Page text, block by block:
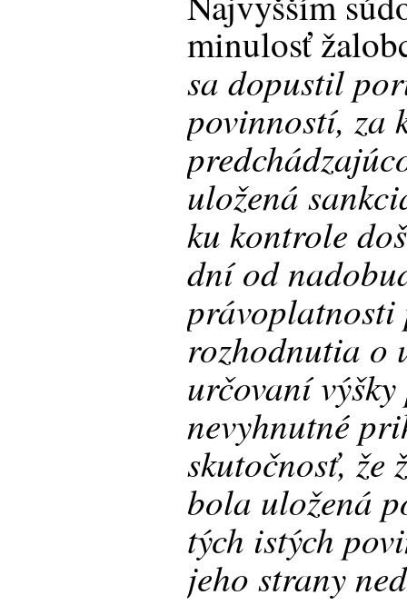
minulosť
sa dopustil
povinností, za
uložená
ku kontrole
dní od
právoplatnosti
rozhodnutia o
určovaní
nevyhnutné
skutočnosť,
bola uložená
tých istých
jeho strany